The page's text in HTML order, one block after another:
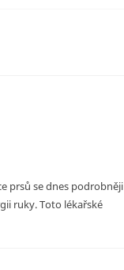
prsů se dnes podrobněji
ruky. Toto lékařské